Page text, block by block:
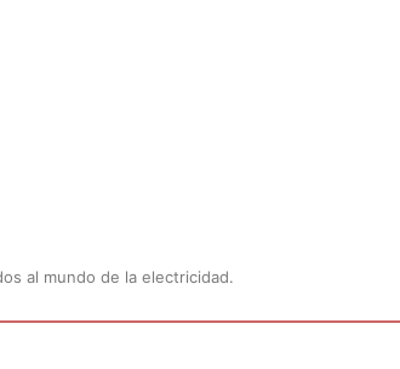
al mundo de la electricidad.